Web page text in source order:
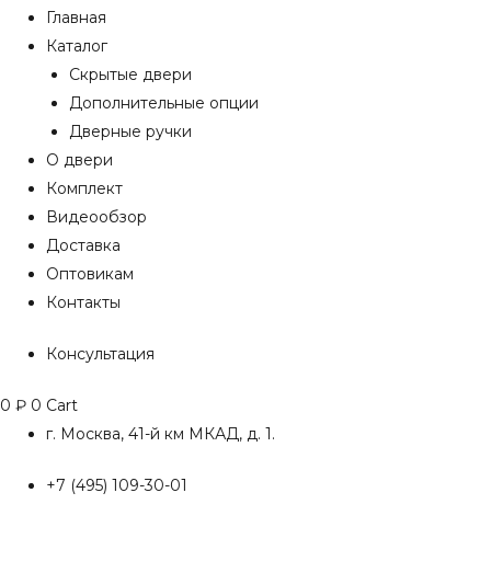
Главная
Каталог
Скрытые двери
Дополнительные опции
Дверные ручки
О двери
Комплект
Видеообзор
Доставка
Оптовикам
Контакты
Консультация
0 ₽ 0 Cart
г. Москва, 41-й км МКАД, д. 1.
+7 (495) 109-30-01